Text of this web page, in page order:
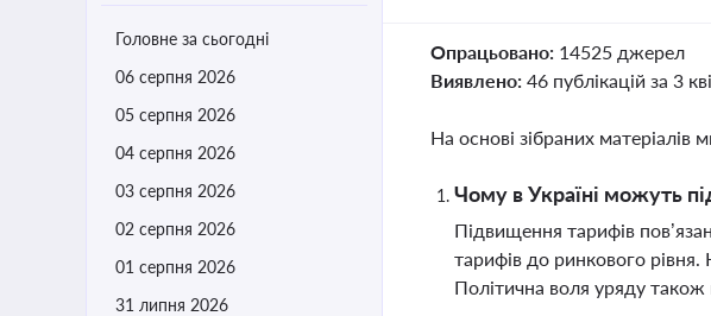
Головне за сьогодні
06 серпня 2026
05 серпня 2026
04 серпня 2026
03 серпня 2026
02 серпня 2026
01 серпня 2026
31 липня 2026
Опрацьовано: 14525 джерел
Виявлено: 46 публікацій за 3
На основі зібраних матеріалів
Чому в Україні можуть
Підвищення тарифів
тарифів до ринкового
Політична воля уряду також